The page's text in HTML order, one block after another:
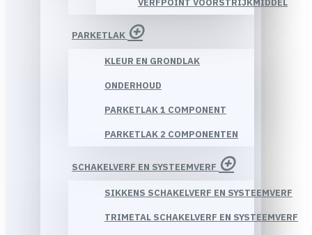
VERFPOINT VOORSTRIJKMIDDEL
PARKETLAK
KLEUR EN GRONDLAK
ONDERHOUD
PARKETLAK 1 COMPONENT
PARKETLAK 2 COMPONENTEN
SCHAKELVERF EN SYSTEEMVERF
SIKKENS SCHAKELVERF EN SYSTEEMVERF
TRIMETAL SCHAKELVERF EN SYSTEEMVERF